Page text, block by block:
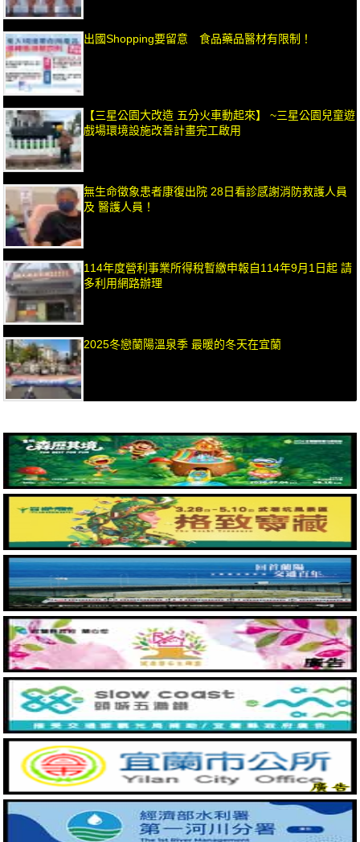
出國Shopping要留意 食品藥品醫材有限制！
【三星公園大改造 五分火車動起來】 ~三星公園兒童遊
戲場環境設施改善計畫完工啟用
無生命徵象患者康復出院 28日看診感謝消防救護人員
及 醫護人員！
114年度營利事業所得稅暫繳申報自114年9月1日起 請
多利用網路辦理
2025冬戀蘭陽溫泉季 最暖的冬天在宜蘭